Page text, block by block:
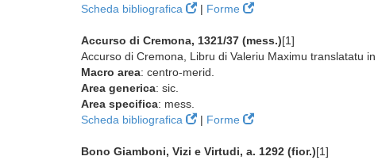
Scheda bibliografica
| Forme
Accurso di Cremona, 1321/37 (mess.)[1]
Accurso di Cremona, Libru di Valeriu Maximu translatatu
Macro area: centro-merid.
Area generica: sic.
Area specifica: mess.
Scheda bibliografica
| Forme
Bono Giamboni, Vizi e Virtudi, a. 1292 (fior.)[1]